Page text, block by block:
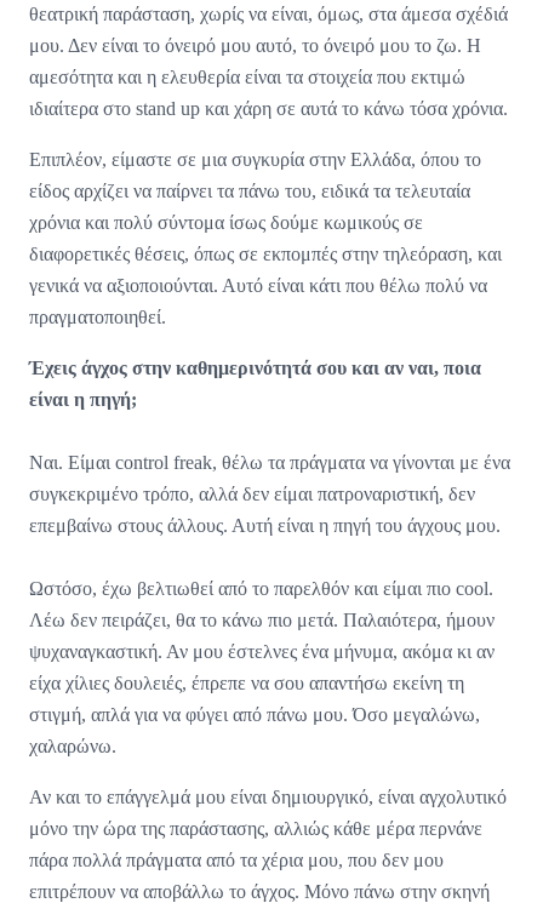
θεατρική παράσταση, χωρίς να είναι, όμως, στα άμεσα σχέδιά
μου. Δεν είναι το όνειρό μου αυτό, το όνειρό μου το ζω. Η
αμεσότητα και η ελευθερία είναι τα στοιχεία που εκτιμώ
ιδιαίτερα στο stand up και χάρη σε αυτά το κάνω τόσα χρόνια.
Επιπλέον, είμαστε σε μια συγκυρία στην Ελλάδα, όπου το
είδος αρχίζει να παίρνει τα πάνω του, ειδικά τα τελευταία
χρόνια και πολύ σύντομα ίσως δούμε κωμικούς σε
διαφορετικές θέσεις, όπως σε εκπομπές στην τηλεόραση, και
γενικά να αξιοποιούνται. Αυτό είναι κάτι που θέλω πολύ να
πραγματοποιηθεί.
Έχεις άγχος στην καθημερινότητά σου και αν ναι, ποια
είναι η πηγή;
Ναι. Είμαι control freak, θέλω τα πράγματα να γίνονται με ένα
συγκεκριμένο τρόπο, αλλά δεν είμαι πατροναριστική, δεν
επεμβαίνω στους άλλους. Αυτή είναι η πηγή του άγχους μου.
Ωστόσο, έχω βελτιωθεί από το παρελθόν και είμαι πιο cool.
Λέω δεν πειράζει, θα το κάνω πιο μετά. Παλαιότερα, ήμουν
ψυχαναγκαστική. Αν μου έστελνες ένα μήνυμα, ακόμα κι αν
είχα χίλιες δουλειές, έπρεπε να σου απαντήσω εκείνη τη
στιγμή, απλά για να φύγει από πάνω μου. Όσο μεγαλώνω,
χαλαρώνω.
Αν και το επάγγελμά μου είναι δημιουργικό, είναι αγχολυτικό
μόνο την ώρα της παράστασης, αλλιώς κάθε μέρα περνάνε
πάρα πολλά πράγματα από τα χέρια μου, που δεν μου
επιτρέπουν να αποβάλλω το άγχος. Μόνο πάνω στην σκηνή